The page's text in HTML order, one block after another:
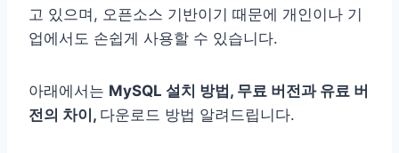
고 있으며, 오픈소스 기반이기 때문에 개인이나 기
업에서도 손쉽게 사용할 수 있습니다.
아래에서는 MySQL 설치 방법, 무료 버전과 유료 버
전의 차이, 다운로드 방법 알려드립니다.